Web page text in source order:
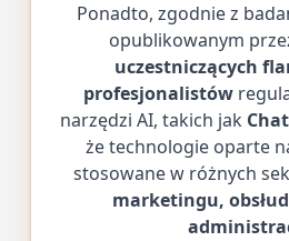
Ponadto, zgodnie z
opublikowanym
uczestniczących
profesjonalistów
narzędzi AI, takich jak
że technologie oparte
stosowane w różnych
marketingu,